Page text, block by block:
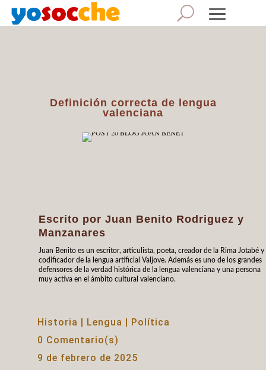
Definición correcta de lengua
valenciana
Escrito por Juan Benito Rodriguez y
Manzanares
Juan Benito es un escritor, articulista, poeta, creador de la Rima Jotabé y
codificador de la lengua artificial Valjove. Además es uno de los grandes
defensores de la verdad histórica de la lengua valenciana y una persona
muy activa en el ámbito cultural valenciano.
Historia | Lengua | Política
0 Comentario(s)
9 de febrero de 2025